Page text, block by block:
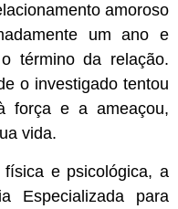
amoroso
um ano e
término da relação.
o investigado tentou
força e a ameaçou,
vida.
física e psicológica, a
Especializada para